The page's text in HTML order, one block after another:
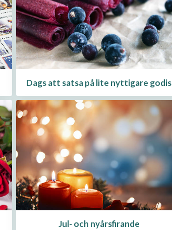
Dags att satsa på lite nyttigare godis
Jul- och nyårsfirande